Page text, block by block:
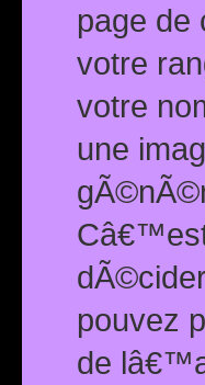
page de
votre
votre
une
pouvez
de